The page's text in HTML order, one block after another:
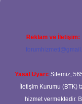
Reklam ve İletişim:
Yasal Uyarı: Sitemiz,
İletişim Kurumu (BTK)
hizmet vermektedir.